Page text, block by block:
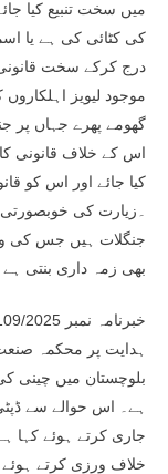
میں سخت تنبیع کیا
کی کٹائی کی ہے یا
درج کرکے سخت
موجود لیویز
گھومے پھرے جہاں پر
اس کے خلاف قانونی
کیا جائے اور اس کو
۔زیارت کی
جنگلات ہیں جس کی
بھی زمہ داری بنتی ہے
ہدایت پر محکمہ
بلوچستان میں چینی
ہے۔ اس حوالے سے
جاری کرتے ہوئے کہا
خلاف ورزی کرتے ہوئے